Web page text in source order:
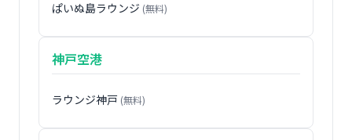
ぱいぬ島ラウンジ (無料)
神戸空港
ラウンジ神戸 (無料)